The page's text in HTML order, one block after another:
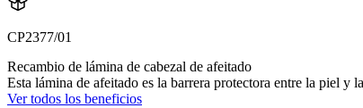
CP2377/01
Recambio de lámina de cabezal de afeitado
Esta lámina de afeitado es la barrera protectora entre la piel y
Ver todos los beneficios